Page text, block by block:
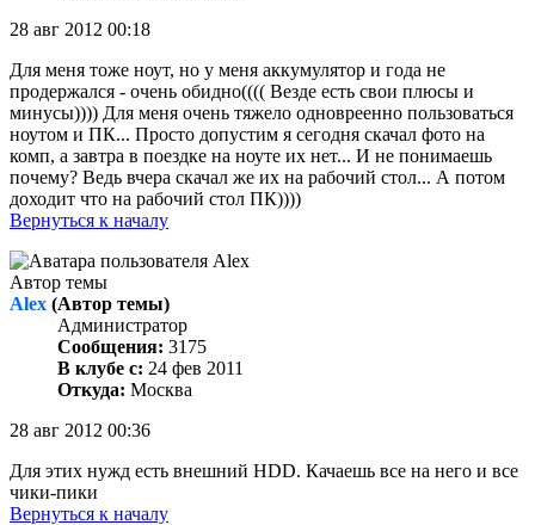
28 авг 2012 00:18
Для меня тоже ноут, но у меня аккумулятор и года не
продержался - очень обидно(((( Везде есть свои плюсы и
минусы)))) Для меня очень тяжело одновреенно пользоваться
ноутом и ПК... Просто допустим я сегодня скачал фото на
комп, а завтра в поездке на ноуте их нет... И не понимаешь
почему? Ведь вчера скачал же их на рабочий стол... А потом
доходит что на рабочий стол ПК))))
Вернуться к началу
Автор темы
Alex (Автор темы)
Администратор
Сообщения: 3175
В клубе с: 24 фев 2011
Откуда: Москва
28 авг 2012 00:36
Для этих нужд есть внешний HDD. Качаешь все на него и все
чики-пики
Вернуться к началу